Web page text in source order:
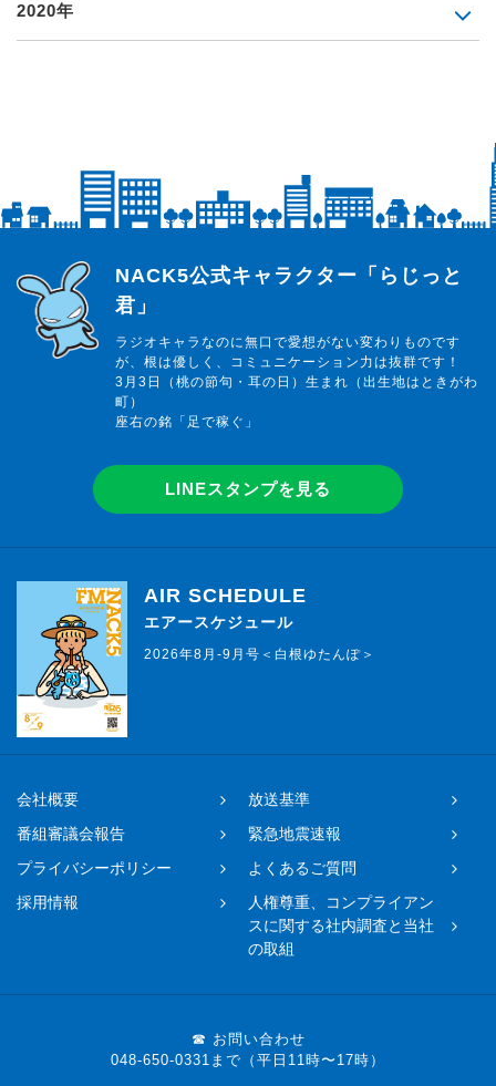
2020年
らじっと君
NACK5公式キャラクター「らじっと
君」
ラジオキャラなのに無口で愛想がない変わりものです
が、根は優しく、コミュニケーション力は抜群です！
3月3日（桃の節句・耳の日）生まれ（出生地はときがわ
町）
座右の銘「足で稼ぐ」
LINEスタンプを見る
AIR SCHEDULE
エアースケジュール
2026年8月-9月号＜白根ゆたんぽ＞
会社概要
放送基準
番組審議会報告
緊急地震速報
プライバシーポリシー
よくあるご質問
採用情報
人権尊重、コンプライアン
スに関する社内調査と当社
の取組
☎ お問い合わせ
048-650-0331まで（平日11時〜17時）